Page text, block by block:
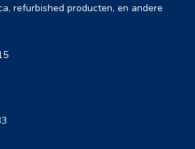
refurbished producten, en andere